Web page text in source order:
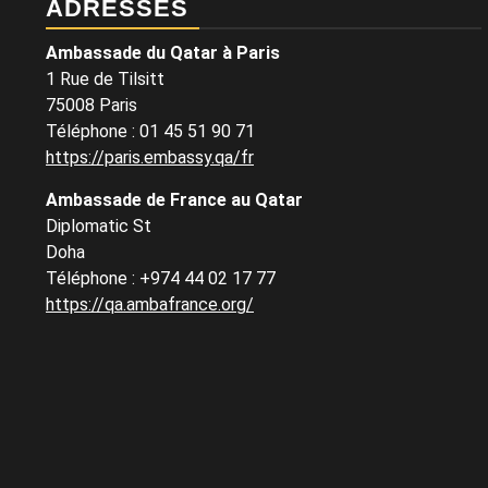
ADRESSES
Ambassade du Qatar à Paris
1 Rue de Tilsitt
75008 Paris
Téléphone : 01 45 51 90 71
https://paris.embassy.qa/fr
Ambassade de France au Qatar
Diplomatic St
Doha
Téléphone : +974 44 02 17 77
https://qa.ambafrance.org/